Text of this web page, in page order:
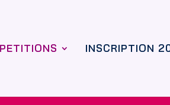
INSCRIPTION